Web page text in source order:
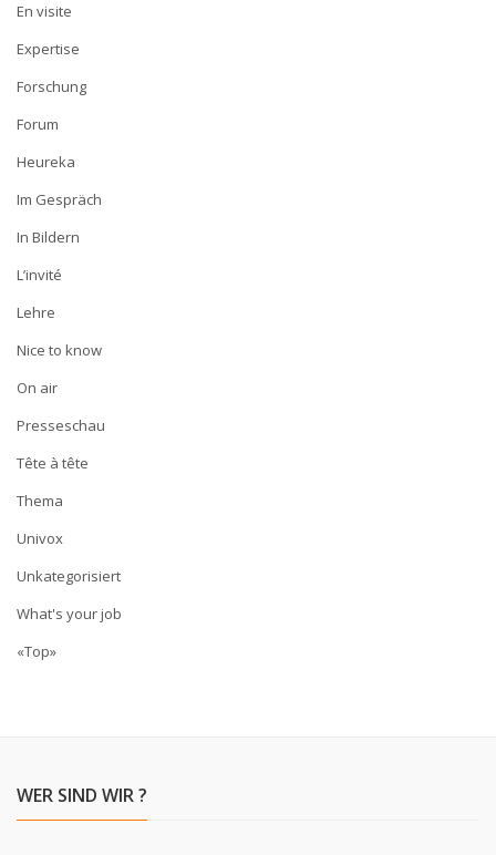
En visite
Expertise
Forschung
Forum
Heureka
Im Gespräch
In Bildern
L’invité
Lehre
Nice to know
On air
Presseschau
Tête à tête
Thema
Univox
Unkategorisiert
What's your job
«Top»
WER SIND WIR ?